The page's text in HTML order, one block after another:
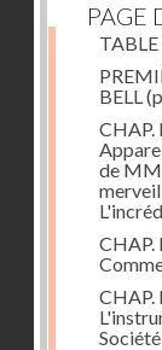
PAGE
TABLE
BELL
CHAP.
de
CHAP.
CHAP.